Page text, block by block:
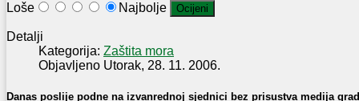
Loše
Najbolje
Detalji
Kategorija: Zaštita mora
Objavljeno Utorak, 28. 11. 2006.
Danas poslije podne na izvanrednoj sjednici bez prisustva medija